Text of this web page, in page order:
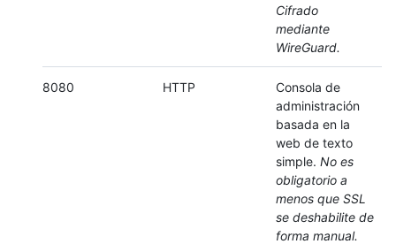
Cifrado
mediante
WireGuard.
8080 HTTP
Consola de
administración
basada en la
web de texto
simple. No es
obligatorio a
menos que SSL
se deshabilite de
forma manual.